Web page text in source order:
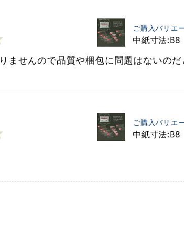
ご購入バリエ
中紙寸法:B8
せんので品質や梱包に問題はないの
ご購入バリエ
中紙寸法:B8